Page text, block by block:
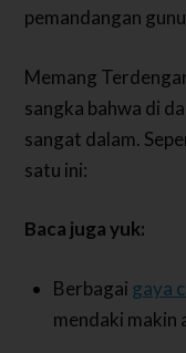
pemandangan
Memang
sangka bahwa di
sangat dalam.
satu ini:
Baca juga yuk:
Berbagai gaya
mendaki makin